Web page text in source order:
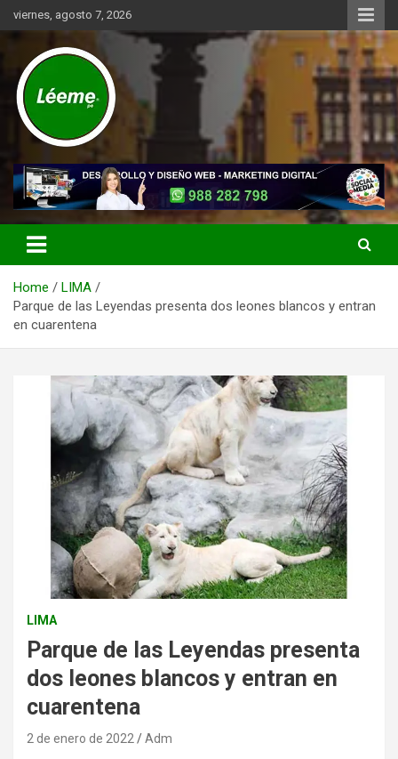
Skip
to
viernes, agosto 7, 2026
Léeme.pe
Noticias de actualidad del mundo distrital, vecinal, municipal y de
negocios a nivel de Lima Metropolitana, sin descuidar las noticias
de alcance nacional.
Home
LIMA
Parque de las Leyendas presenta dos leones blancos y entran
en cuarentena
LIMA
Parque de las Leyendas presenta
dos leones blancos y entran en
cuarentena
2 de enero de 2022 Adm